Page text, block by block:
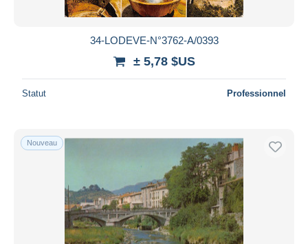
34-LODEVE-N°3762-A/0393
± 5,78 $US
Statut Professionnel
Nouveau